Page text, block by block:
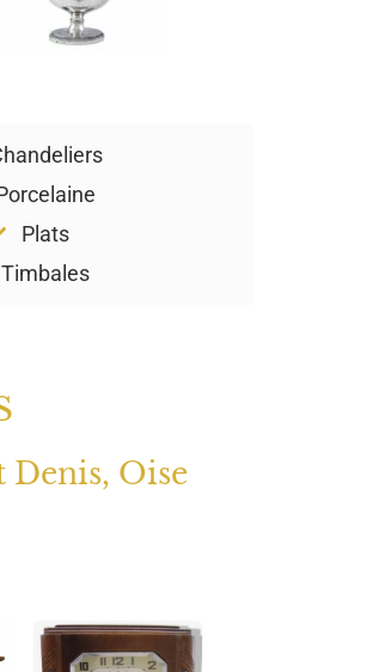
Plats
Timbales
Denis, Oise